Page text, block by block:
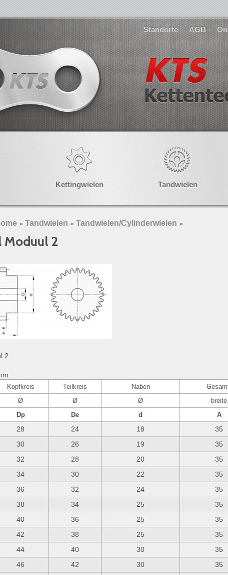
Standorte AGB
Kettingwielen Tandwielen
» Tandwielen » Tandwielen/Cylinderwielen »
Moduul 2
2
Kopfkreis Teilkreis Naben
Ø Ø Ø breite
Dp De d A
28 24 18 35
30 26 19 35
32 28 20 35
34 30 22 35
36 32 24 35
38 34 25 35
40 36 25 35
42 38 25 35
44 40 30 35
46 42 30 35